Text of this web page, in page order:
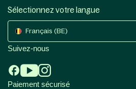
Sélectionnez votre langue
Français (BE)
Suivez-nous
Paiement sécurisé